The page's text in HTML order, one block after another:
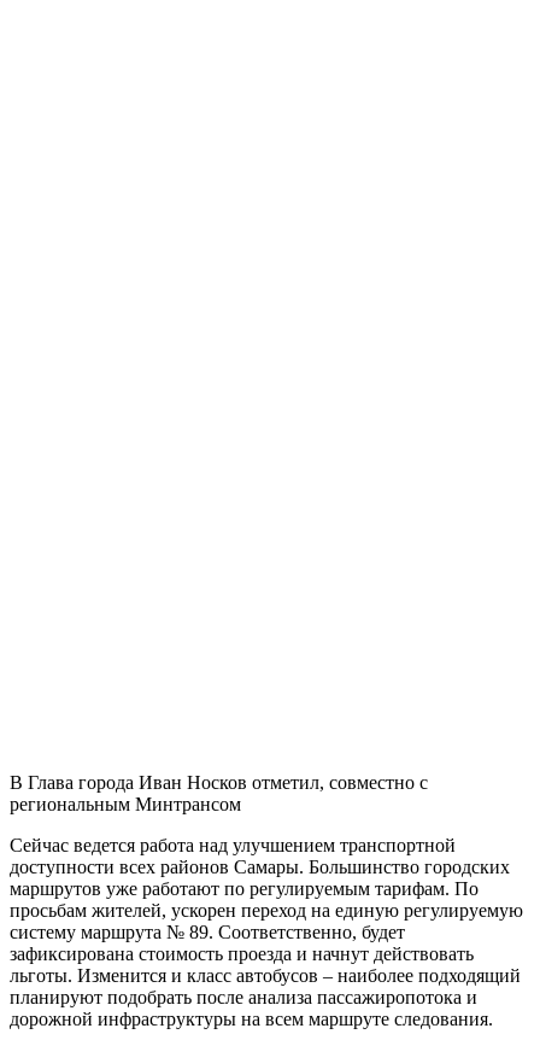
В Глава города Иван Носков отметил, совместно с
региональным Минтрансом
Сейчас ведется работа над улучшением транспортной
доступности всех районов Самары. Большинство городских
маршрутов уже работают по регулируемым тарифам. По
просьбам жителей, ускорен переход на единую регулируемую
систему маршрута № 89. Соответственно, будет
зафиксирована стоимость проезда и начнут действовать
льготы. Изменится и класс автобусов – наиболее подходящий
планируют подобрать после анализа пассажиропотока и
дорожной инфраструктуры на всем маршруте следования.